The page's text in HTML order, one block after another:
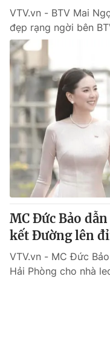
Liên hệ tòa soạn
THỜI BÁO VTV
Theo dõi báo trên
Cơ quan chủ quản:
Đài
Cơ quan báo chí:Thời
Giấy phép hoạt động
cấp ngày 29/12/2023
Tổng Biên tập:Vũ
Phó Tổng Biên tập:
Nguyễn Trọng Ninh
Tổng đài VTV: 024.38
Ðiện thoại Thời báo VTV:
VTV.vn - BTV Mai
đẹp rạng ngời bên
MC Đức Bảo
kết Đường lên
VTV.vn - MC Đức
Hải Phòng cho nhà